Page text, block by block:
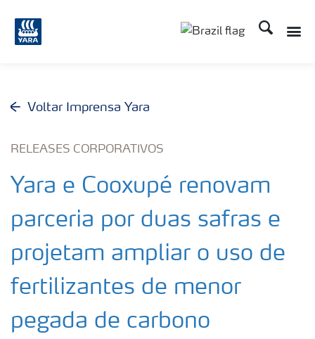
Busca
Voltar Imprensa Yara
RELEASES CORPORATIVOS
Yara e Cooxupé renovam
parceria por duas safras e
projetam ampliar o uso de
fertilizantes de menor
pegada de carbono